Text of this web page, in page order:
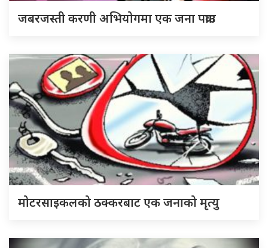
जबरजस्ती करणी अभियोगमा एक जना पक्राउ
मोटरसाइकलको ठक्करबाट एक जनाको मृत्यु